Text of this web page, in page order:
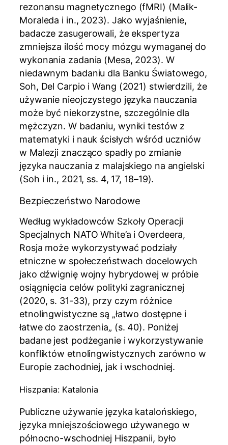
rezonansu magnetycznego (fMRI) (Malik-
Moraleda i in., 2023). Jako wyjaśnienie,
badacze zasugerowali, że ekspertyza
zmniejsza ilość mocy mózgu wymaganej do
wykonania zadania (Mesa, 2023). W
niedawnym badaniu dla Banku Światowego,
Soh, Del Carpio i Wang (2021) stwierdzili, że
używanie nieojczystego języka nauczania
może być niekorzystne, szczególnie dla
mężczyzn. W badaniu, wyniki testów z
matematyki i nauk ścisłych wśród uczniów
w Malezji znacząco spadły po zmianie
języka nauczania z malajskiego na angielski
(Soh i in., 2021, ss. 4, 17, 18–19).
Bezpieczeństwo Narodowe
Według wykładowców Szkoły Operacji
Specjalnych NATO White’a i Overdeera,
Rosja może wykorzystywać podziały
etniczne w społeczeństwach docelowych
jako dźwignię wojny hybrydowej w próbie
osiągnięcia celów polityki zagranicznej
(2020, s. 31-33), przy czym różnice
etnolingwistyczne są „łatwo dostępne i
łatwe do zaostrzenia„ (s. 40). Poniżej
badane jest podżeganie i wykorzystywanie
konfliktów etnolingwistycznych zarówno w
Europie zachodniej, jak i wschodniej.
Hiszpania: Katalonia
Publiczne używanie języka katalońskiego,
języka mniejszościowego używanego w
północno-wschodniej Hiszpanii, było